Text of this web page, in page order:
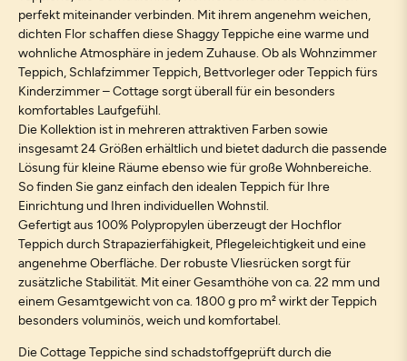
perfekt miteinander verbinden. Mit ihrem angenehm weichen,
dichten Flor schaffen diese Shaggy Teppiche eine warme und
wohnliche Atmosphäre in jedem Zuhause. Ob als Wohnzimmer
Teppich, Schlafzimmer Teppich, Bettvorleger oder Teppich fürs
Kinderzimmer – Cottage sorgt überall für ein besonders
komfortables Laufgefühl.
Die Kollektion ist in mehreren attraktiven Farben sowie
insgesamt 24 Größen erhältlich und bietet dadurch die passende
Lösung für kleine Räume ebenso wie für große Wohnbereiche.
So finden Sie ganz einfach den idealen Teppich für Ihre
Einrichtung und Ihren individuellen Wohnstil.
Gefertigt aus 100% Polypropylen überzeugt der Hochflor
Teppich durch Strapazierfähigkeit, Pflegeleichtigkeit und eine
angenehme Oberfläche. Der robuste Vliesrücken sorgt für
zusätzliche Stabilität. Mit einer Gesamthöhe von ca. 22 mm und
einem Gesamtgewicht von ca. 1800 g pro m² wirkt der Teppich
besonders voluminös, weich und komfortabel.
Die Cottage Teppiche sind schadstoffgeprüft durch die